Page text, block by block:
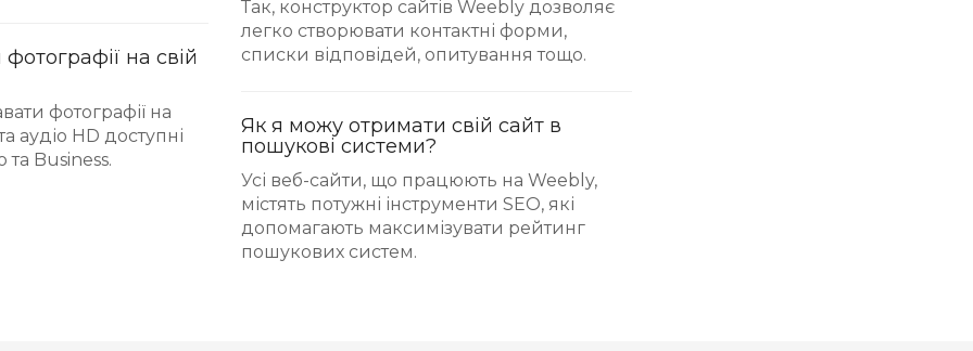
на свій
фотографії на
аудіо HD доступні
Business.
Так, конструктор сайтів Weebly дозволяє
легко створювати контактні форми,
списки відповідей, опитування тощо.
Як я можу отримати свій сайт в
пошукові системи?
Усі веб-сайти, що працюють на Weebly,
містять потужні інструменти SEO, які
допомагають максимізувати рейтинг
пошукових систем.